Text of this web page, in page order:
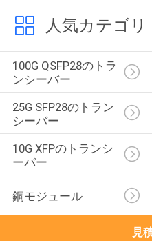
人気カテゴリ
100G QSFP28のトラ
ンシーバー
25G SFP28のトラン
シーバー
10G XFPのトランシ
ーバー
銅モジュール
見